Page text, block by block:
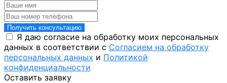
Получить консультацию
Я даю согласие на обработку моих персональных
данных в соответствии с Согласием на обработку
персональных данных и Политикой
конфиденциальности
Оставить заявку